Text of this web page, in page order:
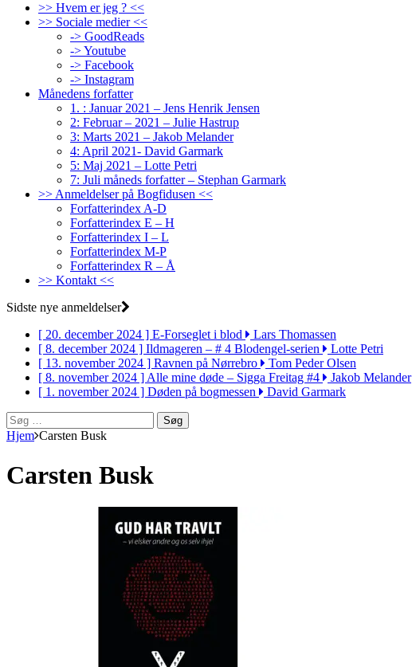
>> Hvem er jeg ? <<
>> Sociale medier <<
-> GoodReads
-> Youtube
-> Facebook
-> Instagram
Månedens forfatter
1. : Januar 2021 – Jens Henrik Jensen
2: Februar – 2021 – Julie Hastrup
3: Marts 2021 – Jakob Melander
4: April 2021- David Garmark
5: Maj 2021 – Lotte Petri
7: Juli måneds forfatter – Stephan Garmark
>> Anmeldelser på Bogfidusen <<
Forfatterindex A-D
Forfatterindex E – H
Forfatterindex I – L
Forfatterindex M-P
Forfatterindex R – Å
>> Kontakt <<
Sidste nye anmeldelser
[ 20. december 2024 ] E-Forseglet i blod
Lars Thomassen
[ 8. december 2024 ] Ildmageren – # 4 Blodengel-serien
Lotte Petri
[ 13. november 2024 ] Ravnen på Nørrebro
Tom Peder Olsen
[ 8. november 2024 ]Alle mine døde – Sigga Freitag #4
Jakob Melander
[ 1. november 2024 ] Døden på bogmessen
David Garmark
Søg
efter:
Hjem Carsten Busk
Carsten Busk